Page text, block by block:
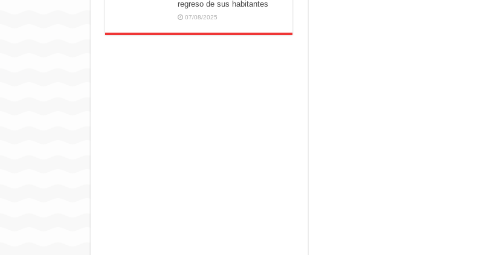
regreso de sus habitantes
07/08/2025